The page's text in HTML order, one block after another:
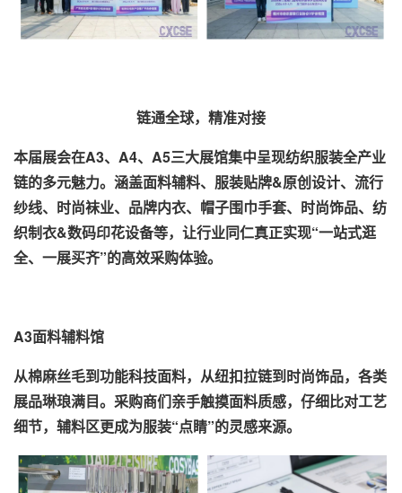
链通全球，精准对接
本届展会在A3、A4、A5三大展馆集中呈现纺织服装全产业
链的多元魅力。涵盖面料辅料、服装贴牌&原创设计、流行
纱线、时尚袜业、品牌内衣、帽子围巾手套、时尚饰品、纺
织制衣&数码印花设备等，让行业同仁真正实现“一站式逛
全、一展买齐”的高效采购体验。
A3面料辅料馆
从棉麻丝毛到功能科技面料，从纽扣拉链到时尚饰品，各类
展品琳琅满目。采购商们亲手触摸面料质感，仔细比对工艺
细节，辅料区更成为服装“点睛”的灵感来源。